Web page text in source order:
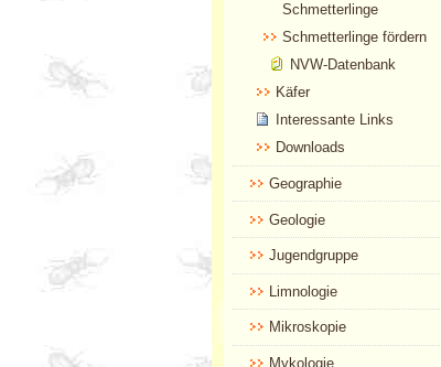
Schmetterlinge
Schmetterlinge fördern
NVW-Datenbank
Käfer
Interessante Links
Downloads
Geographie
Geologie
Jugendgruppe
Limnologie
Mikroskopie
Mykologie